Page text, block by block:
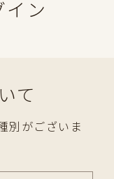
ン
て
別がございま